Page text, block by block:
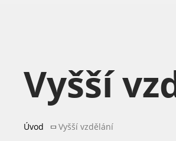
Vyšší
Úvod Vyšší vzdělání